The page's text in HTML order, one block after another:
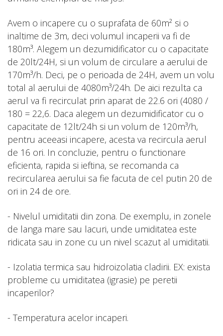
Avem o incapere cu o suprafata de 60m² si o
inaltime de 3m, deci volumul incaperii va fi de
180m³. Alegem un dezumidificator cu o capacitate
de 20lt/24H, si un volum de circulare a aerului de
170m³/h. Deci, pe o perioada de 24H, avem un volu
total al aerului de 4080m³/24h. De aici rezulta ca
aerul va fi recirculat prin aparat de 22.6 ori (4080 /
180 = 22,6. Daca alegem un dezumidificator cu o
capacitate de 12lt/24h si un volum de 120m³/h,
pentru aceeasi incapere, acesta va recircula aerul
de 16 ori. In concluzie, pentru o functionare
eficienta, rapida si ieftina, se recomanda ca
recircularea aerului sa fie facuta de cel putin 20 de
ori in 24 de ore.
- Nivelul umiditatii din zona. De exemplu, in zonele
de langa mare sau lacuri, unde umiditatea este
ridicata sau in zone cu un nivel scazut al umiditatii.
- Izolatia termica sau hidroizolatia cladirii. EX: exista
probleme cu umiditatea (igrasie) pe peretii
incaperilor?
- Temperatura acelor incaperi.